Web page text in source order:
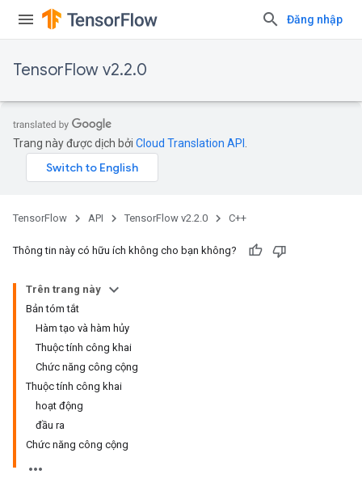
Đăng nhập
TensorFlow v2.2.0
Trang này được dịch bởi Cloud Translation API
TensorFlow API TensorFlow v2.2.0 C++
Thông tin này có hữu ích không cho bạn không?
Trên trang này
Bản tóm tắt
Hàm tạo và hàm hủy
Thuộc tính công khai
Chức năng công cộng
Thuộc tính công khai
hoạt động
đầu ra
Chức năng công cộng